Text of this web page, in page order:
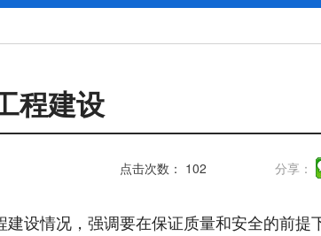
程建设
点击次数： 102 分享：
设情况，强调要在保证质量和安全的前提